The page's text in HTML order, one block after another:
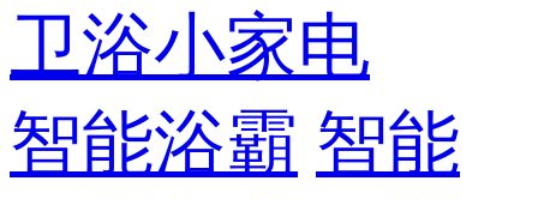
卫浴小家电
智能浴霸 智能